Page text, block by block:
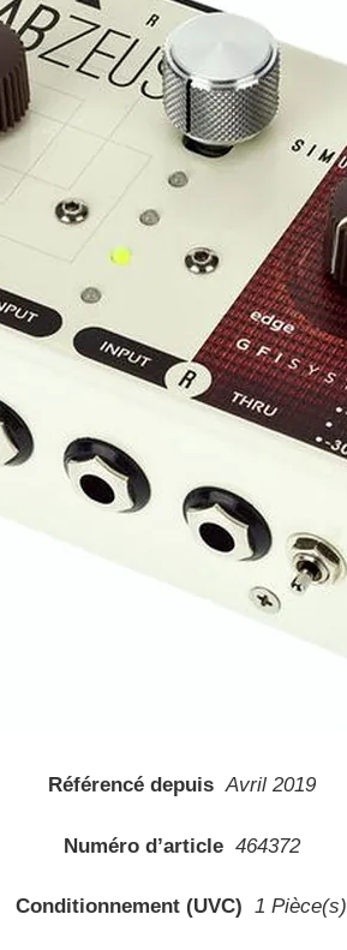
Référencé depuisAvril 2019
Numéro d’article 464372
Conditionnement (UVC) 1 Pièce(s)